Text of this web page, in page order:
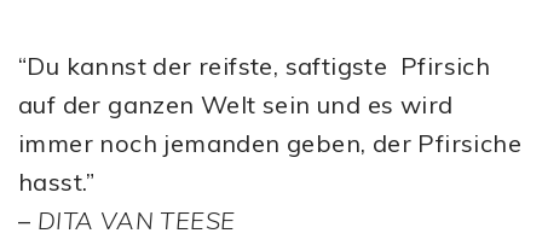
“Du kannst der reifste, saftigste Pfirsich
auf der ganzen Welt sein und es wird
immer noch jemanden geben, der Pfirsiche
hasst.”
– DITA VAN TEESE